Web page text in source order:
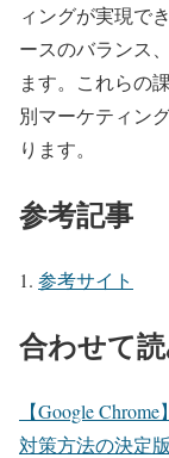
ィングが実現で
ースのバランス
ます。これらの
別マーケティン
ります。
参考記事
参考サイト
合わせて
【Google
対策方法の決定版